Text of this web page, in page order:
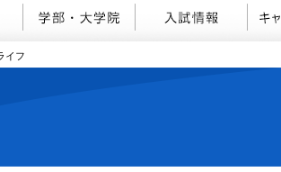
イフ